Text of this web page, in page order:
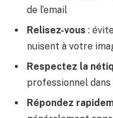
de l’email
Relisez-vous :
nuisent à votre
Respectez la
professionnel dans
Répondez